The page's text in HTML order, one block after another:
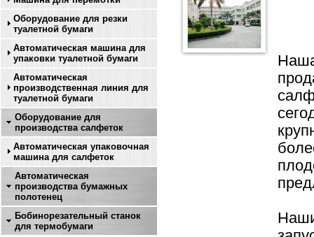
Оборудование для резки
туалетной бумаги
Автоматическая машина для
упаковки туалетной бумаги
Автоматическая
производственная линия для
туалетной бумаги
Оборудование для
производства салфеток
Автоматическая упаковочная
машина для салфеток
Автоматическая
производства бумажных
полотенец
Бобинорезательный станок
для термобумаги